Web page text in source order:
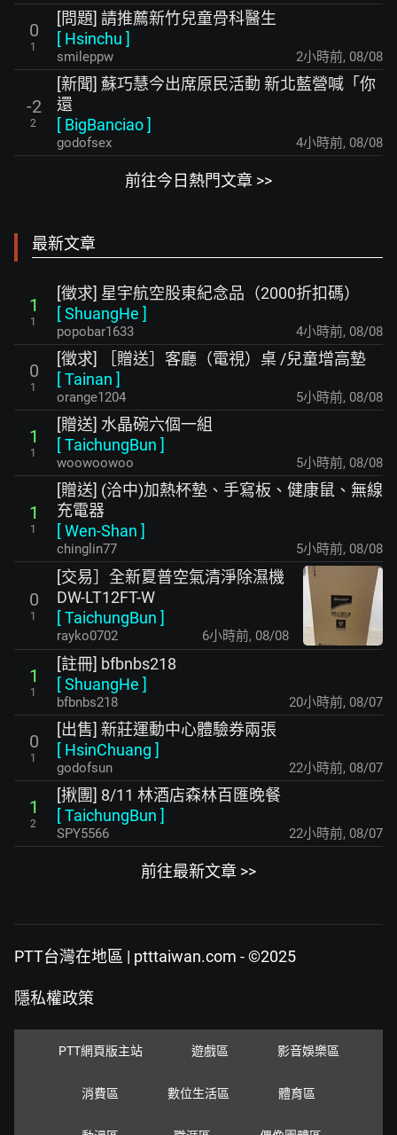
0
1
[問題] 請推薦新竹兒童骨科醫生
[ Hsinchu ]
smileppw 2小時前, 08/08
-2
2
[新聞] 蘇巧慧今出席原民活動 新北藍營喊「你
還
[ BigBanciao]
godofsex 4小時前, 08/08
前往今日熱門文章 >>
最新文章
1
1
[徵求] 星宇航空股東紀念品（2000折扣碼）
[ShuangHe ]
popobar1633 4小時前, 08/08
0
1
[徵求] ［贈送］客廳（電視）桌 /兒童增高墊
[Tainan ]
orange1204 5小時前, 08/08
1
1
[贈送] 水晶碗六個一組
[TaichungBun ]
woowoowoo 5小時前, 08/08
1
1
[贈送] (洽中)加熱杯墊、手寫板、健康鼠、無線
充電器
[Wen-Shan ]
chinglin77 5小時前, 08/08
0
1
[交易］全新夏普空氣清淨除濕機
DW-LT12FT-W
[TaichungBun ]
rayko0702 6小時前, 08/08
1
1
[註冊] bfbnbs218
[ShuangHe ]
bfbnbs218 20小時前, 08/07
0
1
[出售] 新莊運動中心體驗券兩張
[ HsinChuang ]
godofsun 22小時前, 08/07
1
2
[揪團] 8/11 林酒店森林百匯晚餐
[TaichungBun ]
SPY5566 22小時前, 08/07
前往最新文章 >>
PTT台灣在地區 | ptttaiwan.com - ©2025
隱私權政策
PTT網頁版主站 遊戲區 影音娛樂區
消費區 數位生活區 體育區